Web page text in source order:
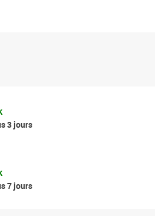
3 jours
7 jours